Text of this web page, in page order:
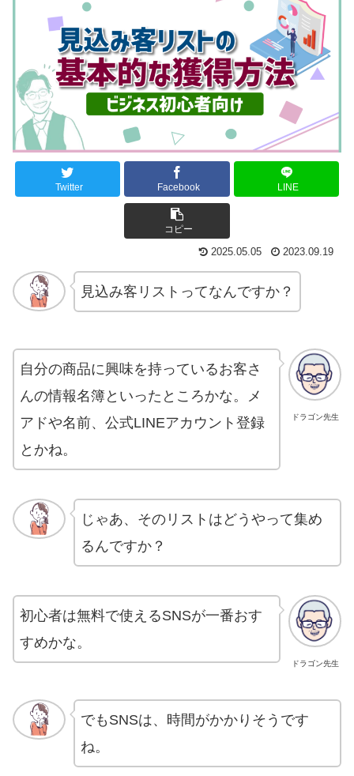
Twitter Facebook LINE
コピー
2025.05.05 2023.09.19
見込み客リストってなんですか？
ドラゴン先生
自分の商品に興味を持っているお客さ
んの情報名簿といったところかな。メ
アドや名前、公式LINEアカウント登録
とかね。
じゃあ、そのリストはどうやって集め
るんですか？
ドラゴン先生
初心者は無料で使えるSNSが一番おす
すめかな。
でもSNSは、時間がかかりそうです
ね。